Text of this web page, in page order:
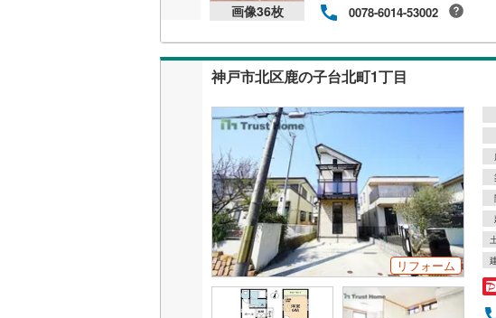
画像36枚 0078-6014-53002
神戸市北区鹿の子台北町1丁目
リフォーム